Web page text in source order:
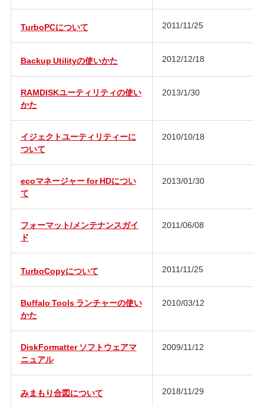
TurboPCについて 2011/11/25
Backup Utilityの使いかた 2012/12/18
RAMDISKユーティリティの使い
かた
2013/1/30
イジェクトユーティリティーに
ついて
2010/10/18
ecoマネージャー for HDについ
て
2013/01/30
フォーマット/メンテナンスガイ
ド
2011/06/08
TurboCopyについて 2011/11/25
Buffalo Tools ランチャーの使い
かた
2010/03/12
DiskFormatter ソフトウェアマ
ニュアル
2009/11/12
みまもり合図について 2018/11/29